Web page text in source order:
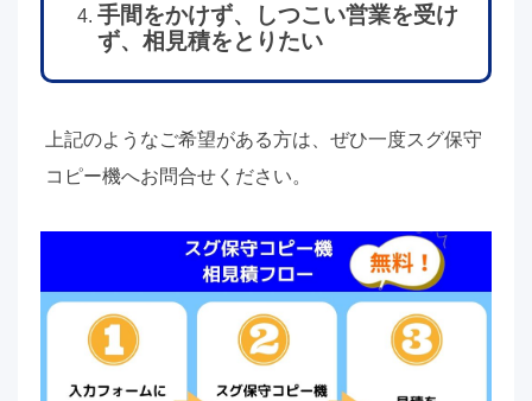
手間をかけず、しつこい営業を受け
ず、相見積をとりたい
上記のようなご希望がある方は、ぜひ一度スグ保守
コピー機へお問合せください。